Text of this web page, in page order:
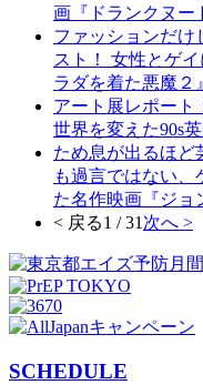
画『ドランクヌー
ファッションだけ
スト！ 女性とゲ
ラダを着た悪魔２』
アート展レポー
世界を変えた90s
ため息が出るほ
も過言ではない、
た名作映画『ジョ
< 戻る1 / 31 次へ >
SCHEDULE